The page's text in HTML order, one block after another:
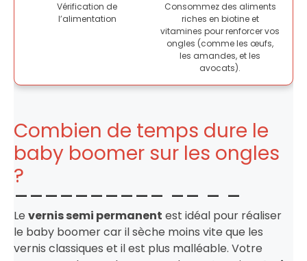
Vérification de
l’alimentation
Consommez des aliments
riches en biotine et
vitamines pour renforcer vos
ongles (comme les œufs,
les amandes, et les
avocats).
Combien de temps dure le
baby boomer sur les ongles
?
Le vernis semi permanent est idéal pour réaliser
le baby boomer car il sèche moins vite que les
vernis classiques et il est plus malléable. Votre